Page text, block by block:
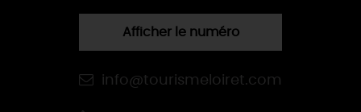
Afficher le numéro
info@tourismeloiret.com